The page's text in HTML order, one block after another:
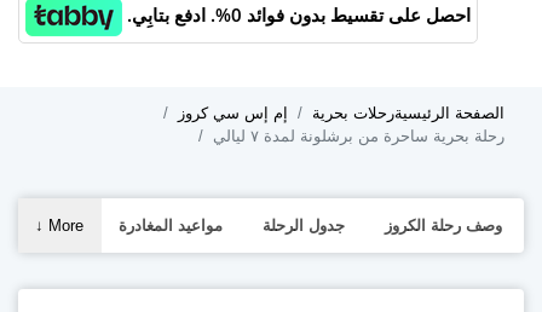
احصل على تقسيط بدون فوائد 0%. ادفع بتابِي.
الصفحة الرئيسيةرحلات بحرية
إم إس سي كروز
رحلة بحرية ساحرة من برشلونة لمدة ٧ ليالي
وصف رحلة الكروز جدول الرحلة مواعيد المغادرة More
↓